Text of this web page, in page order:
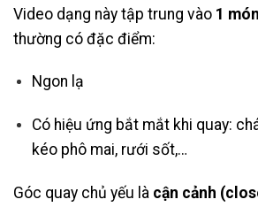
Video dạng này tập trung vào 1
thường có đặc điểm:
Ngon lạ
Có hiệu ứng bắt mắt khi quay:
kéo phô mai, rưới sốt,…
Góc quay chủ yếu là cận cảnh